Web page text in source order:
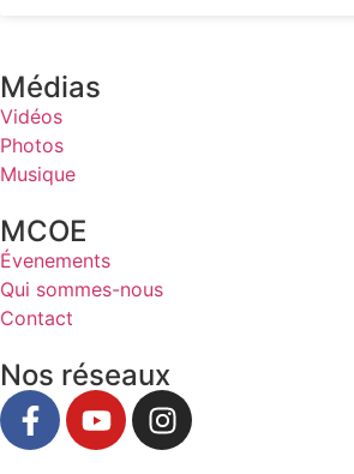
Médias
Vidéos
Photos
Musique
MCOE
Évenements
Qui sommes-nous
Contact
Nos réseaux